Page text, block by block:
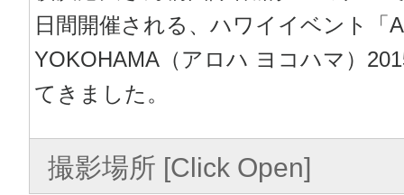
日間開催される、ハワイイベント「
YOKOHAMA（アロハ ヨコハマ）
てきました。
撮影場所 [Click Open]